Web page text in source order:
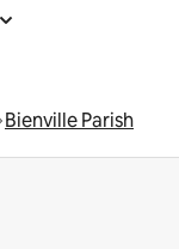
Bienville Parish